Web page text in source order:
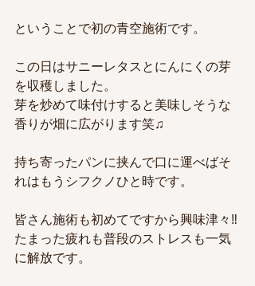
ということで初の青空施術です。
この日はサニーレタスとにんにくの芽
を収穫しました。
芽を炒めて味付けすると美味しそうな
香りが畑に広がります笑♫
持ち寄ったパンに挟んで口に運べばそ
れはもうシフクノひと時です。
皆さん施術も初めてですから興味津々‼
たまった疲れも普段のストレスも一気
に解放です。